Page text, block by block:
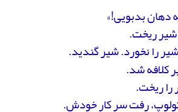
دهان بدبویی!»
ریخت.
را نخورد. شیر گندید.
کلافه شد.
ریخت.
رفت سرِ کارِ خودش.